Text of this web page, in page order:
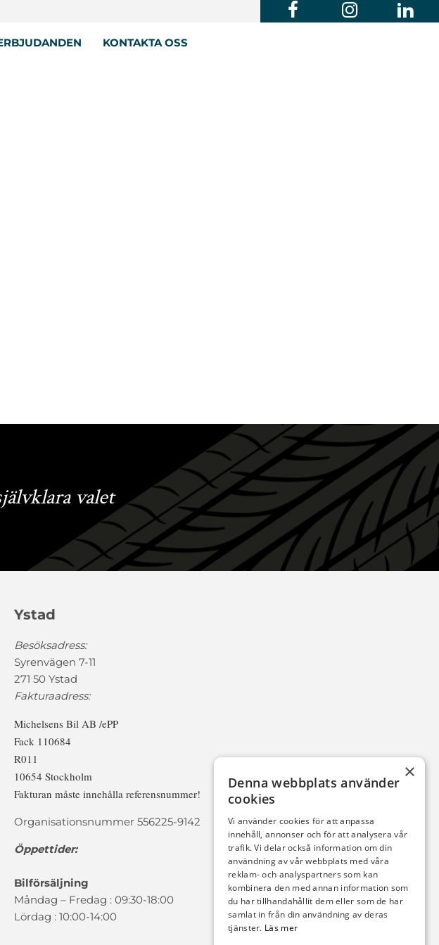
KONTAKTA OSS
valet
Ystad
Besöksadress:
Syrenvägen 7-11
271 50 Ystad
Fakturaadress:
Michelsens Bil AB /ePP
Fack 110684
R011
10654 Stockholm
Fakturan måste innehålla referensnummer!
Organisationsnummer 556225-9142
Öppettider:
Bilförsäljning
Måndag – Fredag : 09:30-18:00
Lördag : 10:00-14:00
×
Denna webbplats använder
cookies
Vi använder cookies för att anpassa
innehåll, annonser och för att analysera vår
trafik. Vi delar också information om din
användning av vår webbplats med våra
reklam- och analyspartners som kan
kombinera den med annan information som
du har tillhandahållit dem eller som de har
samlat in från din användning av deras
tjänster. Läs mer